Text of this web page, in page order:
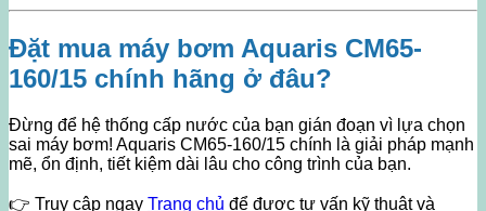
Đặt mua máy bơm Aquaris CM65-
160/15 chính hãng ở đâu?
Đừng để hệ thống cấp nước của bạn gián đoạn vì lựa chọn
sai máy bơm! Aquaris CM65-160/15 chính là giải pháp mạnh
mẽ, ổn định, tiết kiệm dài lâu cho công trình của bạn.
👉 Truy cập ngay Trang chủ để được tư vấn kỹ thuật và